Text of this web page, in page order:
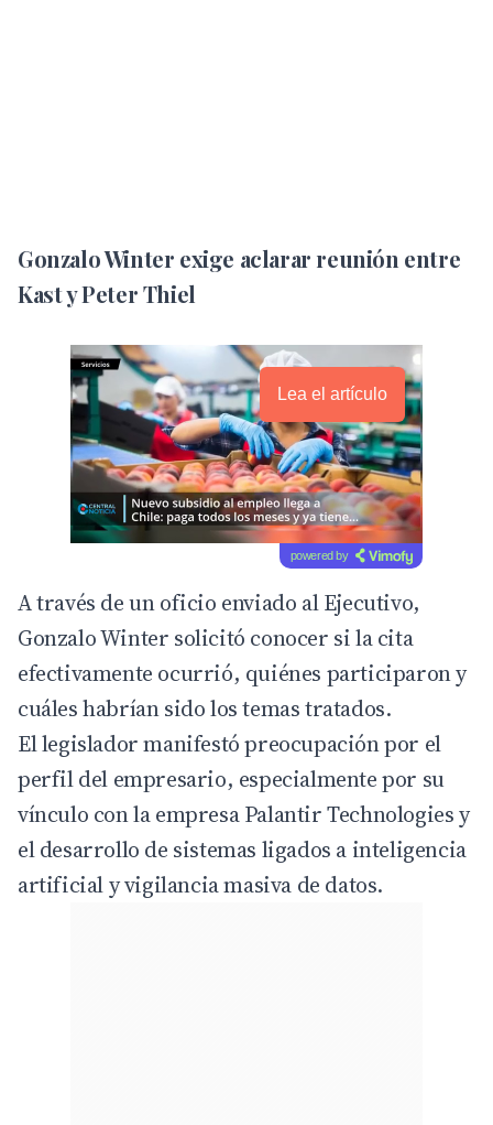
Gonzalo Winter exige aclarar reunión entre
Kast y Peter Thiel
Lea el artículo
powered by
A través de un oficio enviado al Ejecutivo,
Gonzalo Winter solicitó conocer si la cita
efectivamente ocurrió, quiénes participaron y
cuáles habrían sido los temas tratados.
El legislador manifestó preocupación por el
perfil del empresario, especialmente por su
vínculo con la empresa Palantir Technologies y
el desarrollo de sistemas ligados a inteligencia
artificial y vigilancia masiva de datos.